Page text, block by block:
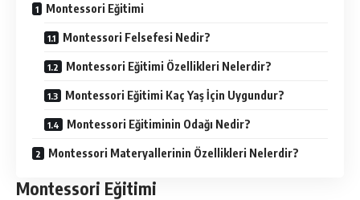
Montessori Eğitimi
Montessori Felsefesi Nedir?
Montessori Eğitimi Özellikleri Nelerdir?
Montessori Eğitimi Kaç Yaş İçin Uygundur?
Montessori Eğitiminin Odağı Nedir?
Montessori Materyallerinin Özellikleri Nelerdir?
Montessori Eğitimi